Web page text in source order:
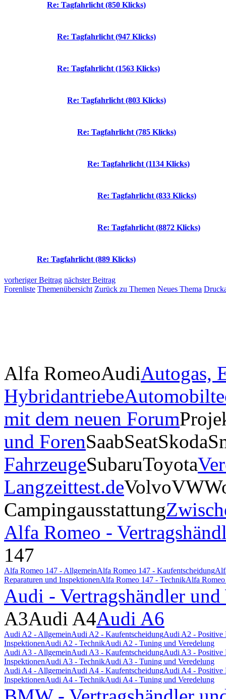
Re: Tagfahrlicht (850 Klicks)
Re: Tagfahrlicht (947 Klicks)
Re: Tagfahrlicht (1563 Klicks)
Re: Tagfahrlicht (803 Klicks)
Re: Tagfahrlicht (785 Klicks)
Re: Tagfahrlicht (1134 Klicks)
Re: Tagfahrlicht (833 Klicks)
Re: Tagfahrlicht (8872 Klicks)
Re: Tagfahrlicht (889 Klicks)
vorheriger Beitrag nächster Beitrag
Forenliste Themenübersicht Zurück zu Themen Neues Thema
Alfa RomeoAudiAutogas,
Hybridantriebe
mit dem neuen Forum
und ForenSaabSeatSkoda
FahrzeugeSubaruToyota
Langzeittest.deVolvoVW
Campingausstattung
Alfa Romeo -
147
Alfa Romeo 147 - AllgemeinAlfa Romeo 147 - Kaufentscheidung
Reparaturen und InspektionenAlfa Romeo 147 - TechnikAlfa
Audi - Vertragshändler und
A3Audi A4Audi A6
Audi A2 - AllgemeinAudi A2 - KaufentscheidungAudi A2 - Positive
InspektionenAudi A2 - TechnikAudi A2 - Tuning und Veredelung
Audi A3 - AllgemeinAudi A3 - KaufentscheidungAudi A3 - Positive
InspektionenAudi A3 - TechnikAudi A3 - Tuning und Veredelung
Audi A4 - AllgemeinAudi A4 - KaufentscheidungAudi A4 - Positive
InspektionenAudi A4 - TechnikAudi A4 - Tuning und Veredelung